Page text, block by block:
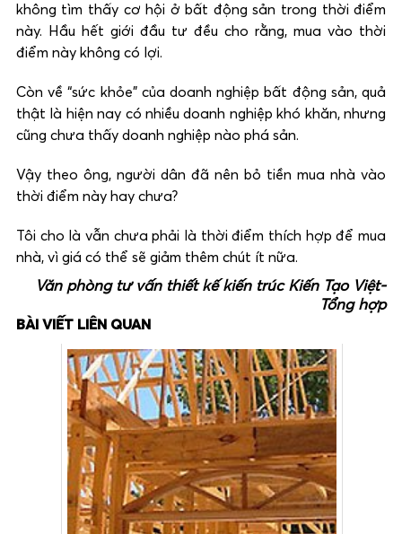
không tìm thấy cơ hội ở bất động sản trong thời điểm
này. Hầu hết giới đầu tư đều cho rằng, mua vào thời
điểm này không có lợi.
Còn về “sức khỏe” của doanh nghiệp bất động sản, quả
thật là hiện nay có nhiều doanh nghiệp khó khăn, nhưng
cũng chưa thấy doanh nghiệp nào phá sản.
Vậy theo ông, người dân đã nên bỏ tiền mua nhà vào
thời điểm này hay chưa?
Tôi cho là vẫn chưa phải là thời điểm thích hợp để mua
nhà, vì giá có thể sẽ giảm thêm chút ít nữa.
Văn phòng tư vấn thiết kế kiến trúc Kiến Tạo Việt-
Tổng hợp
BÀI VIẾT LIÊN QUAN